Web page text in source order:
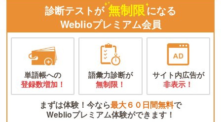
診断テストが 無制限になる
Weblioプレミアム会員
単語帳への
登録数増加！
語彙力診断が
無制限！
サイト内広告が
非表示！
まずは体験！今なら最大６０日間無料で
Weblioプレミアム体験ができます！